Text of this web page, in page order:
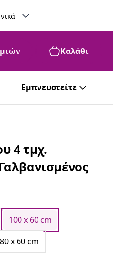
Καλάθι
Εμπνευστείτε
4 τμχ.
100 x 60 cm
80 x 60 cm